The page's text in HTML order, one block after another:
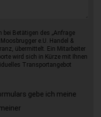
bei Betätigen des „Anfrage
e.U. Handel &
übermittelt. Ein Mitarbeiter
wird sich in Kürze mit Ihnen
Transportangebot
gebe ich meine